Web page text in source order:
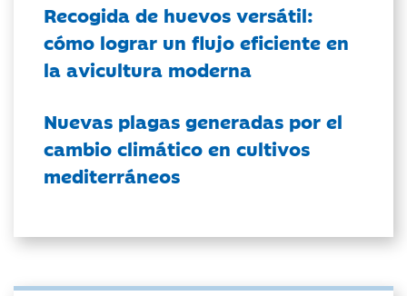
Recogida de huevos versátil:
cómo lograr un flujo eficiente en
la avicultura moderna
Nuevas plagas generadas por el
cambio climático en cultivos
mediterráneos